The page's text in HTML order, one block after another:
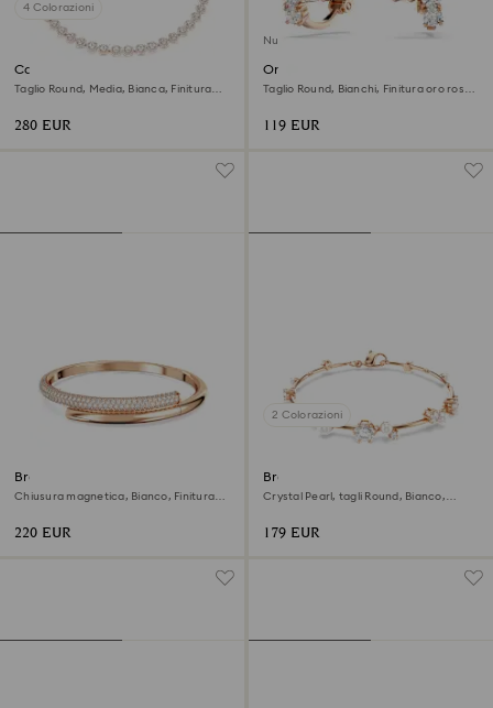
4 Colorazioni
Collana Una Angelic
Taglio Round, Media, Bianca, Finitura
280 EUR
Nuovo
Orecchini a clip Matrix
Taglio Round, Bianchi, Finitura oro rosa
119 EUR
Bracciale rigido Dextera
Chiusura magnetica, Bianco, Finitura
220 EUR
2 Colorazioni
Braccialetto Constella
Crystal Pearl, tagli Round, Bianco,
179 EUR